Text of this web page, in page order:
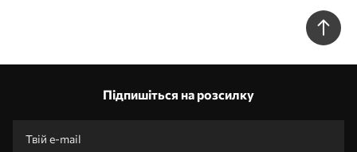
Підпишіться на розсилку